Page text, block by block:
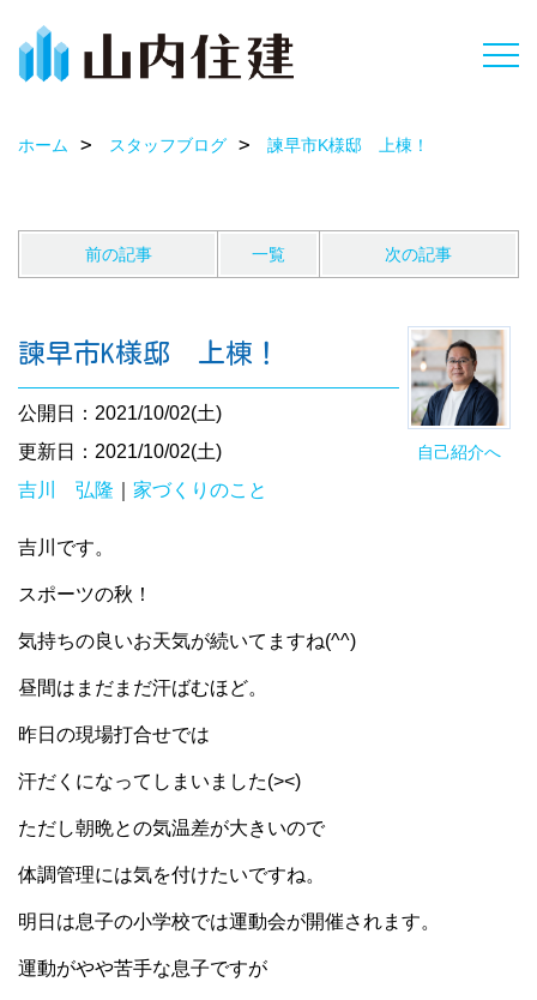
ホーム スタッフブログ 諫早市K様邸 上棟！
前の記事 一覧 次の記事
自己紹介へ
諫早市K様邸 上棟！
公開日：2021/10/02(土)
更新日：2021/10/02(土)
吉川 弘隆
家づくりのこと
吉川です。
スポーツの秋！
気持ちの良いお天気が続いてますね(^^)
昼間はまだまだ汗ばむほど。
昨日の現場打合せでは
汗だくになってしまいました(><)
ただし朝晩との気温差が大きいので
体調管理には気を付けたいですね。
明日は息子の小学校では運動会が開催されます。
運動がやや苦手な息子ですが